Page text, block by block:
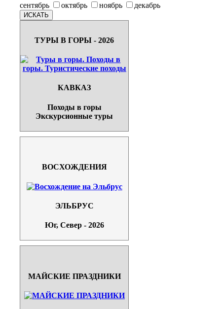
сентябрь
октябрь ноябрь декабрь
ТУРЫ В ГОРЫ - 2026
КАВКАЗ
Походы в горы
Экскурсионные туры
ВОСХОЖДЕНИЯ
ЭЛЬБРУС
Юг, Север - 2026
МАЙСКИЕ ПРАЗДНИКИ